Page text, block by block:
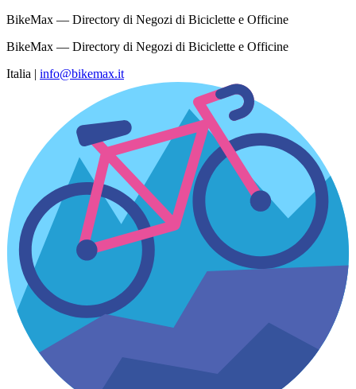
BikeMax — Directory di Negozi di Biciclette e Officine
BikeMax — Directory di Negozi di Biciclette e Officine
Italia | info@bikemax.it